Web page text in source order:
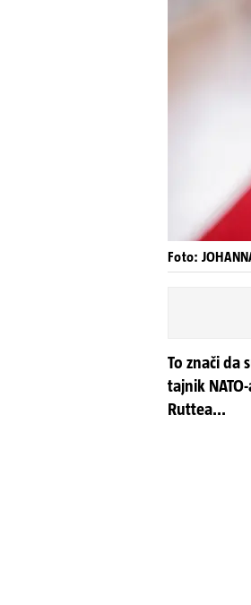
Foto:
To znači da
tajnik
Ruttea...